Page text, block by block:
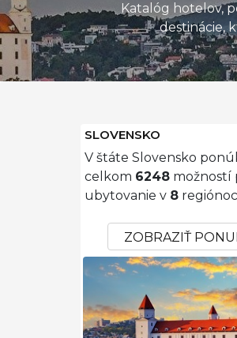
Katalóg hotelov,
destinácie,
SLOVENSKO
V štáte Slovensko
celkom 6248 možností
ubytovanie v 8
ZOBRAZIŤ